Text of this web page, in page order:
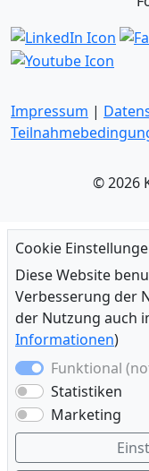
Impressum |
© 2026
Cookie
Diese Website
Verbesserung der
der Nutzung auch
Informationen)
Funktional
Statistiken
Marketing